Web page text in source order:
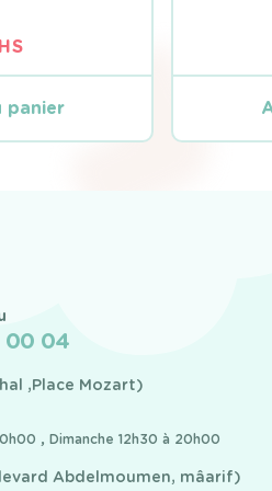
panier
00 04
,Place Mozart)
, Dimanche 12h30 à 20h00
Abdelmoumen, mâarif)